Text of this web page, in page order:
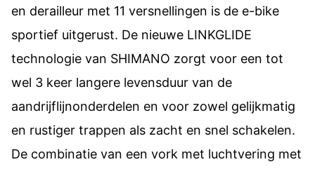
en derailleur met 11 versnellingen is de e-bike
sportief uitgerust. De nieuwe LINKGLIDE
technologie van SHIMANO zorgt voor een tot
wel 3 keer langere levensduur van de
aandrijflijnonderdelen en voor zowel gelijkmatig
en rustiger trappen als zacht en snel schakelen.
De combinatie van een vork met luchtvering met